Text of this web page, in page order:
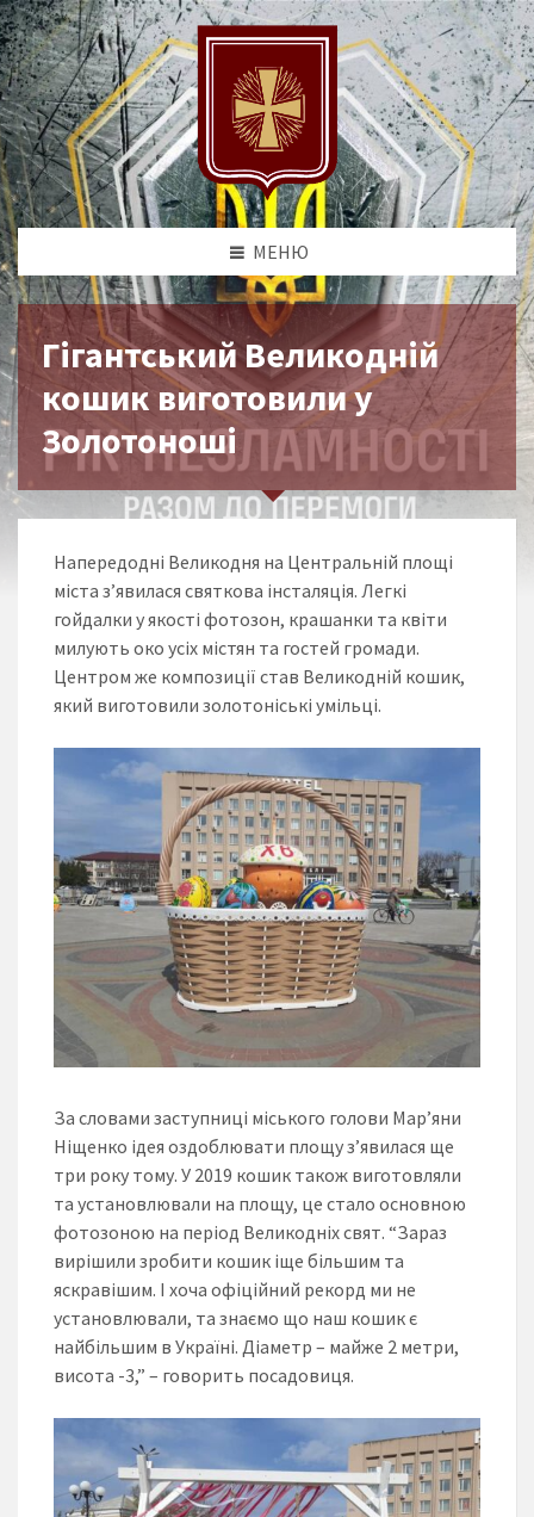
МЕНЮ
Гігантський Великодній
кошик виготовили у
Золотоноші
Напередодні Великодня на Центральній площі
міста з’явилася святкова інсталяція. Легкі
гойдалки у якості фотозон, крашанки та квіти
милують око усіх містян та гостей громади.
Центром же композиції став Великодній кошик,
який виготовили золотоніські умільці.
За словами заступниці міського голови Мар’яни
Ніщенко ідея оздоблювати площу з’явилася ще
три року тому. У 2019 кошик також виготовляли
та установлювали на площу, це стало основною
фотозоною на період Великодніх свят. “Зараз
вирішили зробити кошик іще більшим та
яскравішим. І хоча офіційний рекорд ми не
установлювали, та знаємо що наш кошик є
найбільшим в Україні. Діаметр – майже 2 метри,
висота -3,” – говорить посадовиця.